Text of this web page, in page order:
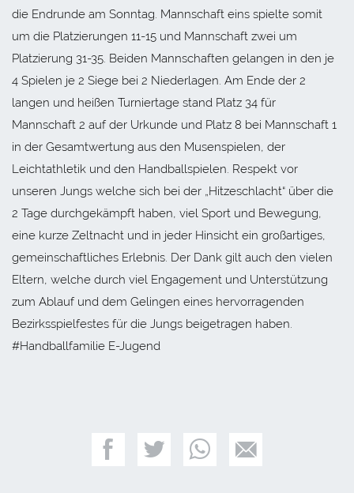
die Endrunde am Sonntag. Mannschaft eins spielte somit
um die Platzierungen 11-15 und Mannschaft zwei um
Platzierung 31-35. Beiden Mannschaften gelangen in den je
4 Spielen je 2 Siege bei 2 Niederlagen. Am Ende der 2
langen und heißen Turniertage stand Platz 34 für
Mannschaft 2 auf der Urkunde und Platz 8 bei Mannschaft 1
in der Gesamtwertung aus den Musenspielen, der
Leichtathletik und den Handballspielen. Respekt vor
unseren Jungs welche sich bei der „Hitzeschlacht“ über die
2 Tage durchgekämpft haben, viel Sport und Bewegung,
eine kurze Zeltnacht und in jeder Hinsicht ein großartiges,
gemeinschaftliches Erlebnis. Der Dank gilt auch den vielen
Eltern, welche durch viel Engagement und Unterstützung
zum Ablauf und dem Gelingen eines hervorragenden
Bezirksspielfestes für die Jungs beigetragen haben.
#Handballfamilie E-Jugend